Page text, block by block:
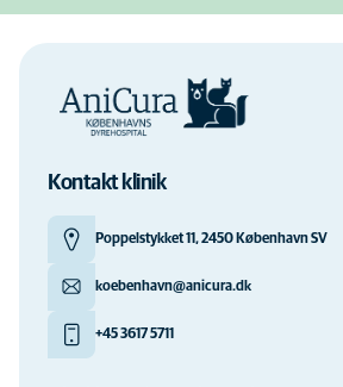
Kontakt klinik
Poppelstykket 11, 2450 København SV
koebenhavn@anicura.dk
+45 3617 5711